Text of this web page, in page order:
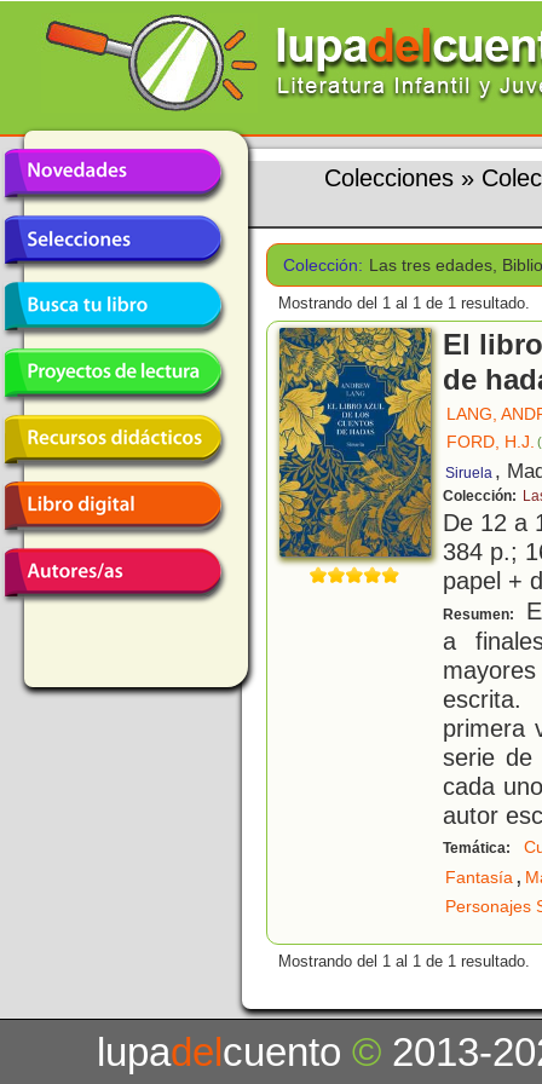
Colecciones »
Colección: Las tres edades,
Mostrando del 1 al 1 de 1 resultado.
El
de
LANG,
FORD, H.J.
Siruela ,
Colección:
De 12 a
384 p.;
papel +
Resumen:
a
primera
serie de
cada
autor
Temática:
Fantasía,
Personajes
Mostrando del 1 al 1 de 1 resultado.
lupadelcuento© 2013-